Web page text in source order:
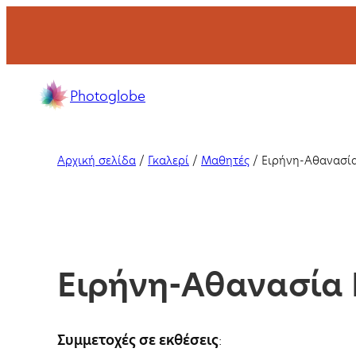
περιεχόμενο
Photoglobe
φωτογραφίας
σεμινάρια
online.
Αρχική σελίδα / Γκαλερί / Μαθητές / Ειρήνη-
Ειρήνη-
Συμμετοχές σε εκθέσεις: